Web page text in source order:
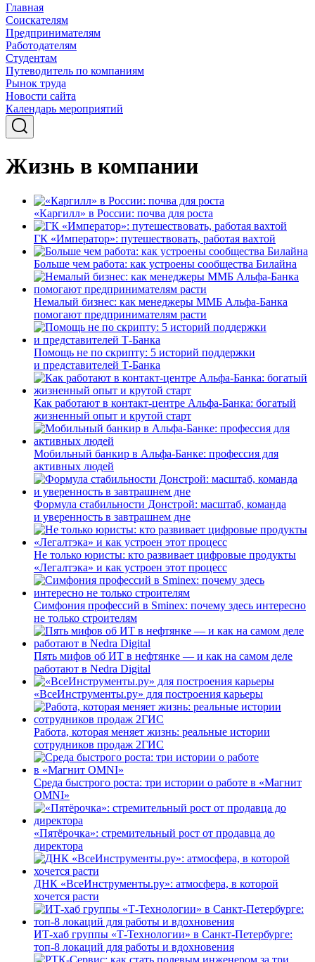
Главная
Соискателям
Предпринимателям
Работодателям
Студентам
Путеводитель по компаниям
Рынок труда
Новости сайта
Календарь мероприятий
Жизнь в компании
«Каргилл» в России: почва для роста
ГК «Император»: путешествовать, работая вахтой
Больше чем работа: как устроены сообщества Билайна
Немалый бизнес: как менеджеры ММБ Альфа-Банка
помогают предпринимателям расти
Помощь не по скрипту: 5 историй поддержки
и представителей Т-Банка
Как работают в контакт-центре Альфа-Банка: богатый
жизненный опыт и крутой старт
Мобильный банкир в Альфа-Банке: профессия для
активных людей
Формула стабильности Донстрой: масштаб, команда
и уверенность в завтрашнем дне
Не только юристы: кто развивает цифровые продукты
«Легалтэка» и как устроен этот процесс
Симфония профессий в Sminex: почему здесь интересно
не только строителям
Пять мифов об ИТ в нефтянке — и как на самом деле
работают в Nedra Digital
«ВсеИнструменты.ру» для построения карьеры
Работа, которая меняет жизнь: реальные истории
сотрудников продаж 2ГИС
Среда быстрого роста: три истории о работе в «Магнит
OMNI»
«Пятёрочка»: стремительный рост от продавца до
директора
ДНК «ВсеИнструменты.ру»: атмосфера, в которой
хочется расти
ИТ-хаб группы «Т-Технологии» в Санкт-Петербурге:
топ-8 локаций для работы и вдохновения